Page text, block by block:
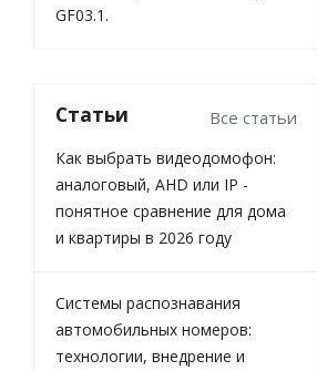
GF03.1.
Статьи Все статьи
Как выбрать видеодомофон:
аналоговый, AHD или IP -
понятное сравнение для дома
и квартиры в 2026 году
Системы распознавания
автомобильных номеров:
технологии, внедрение и